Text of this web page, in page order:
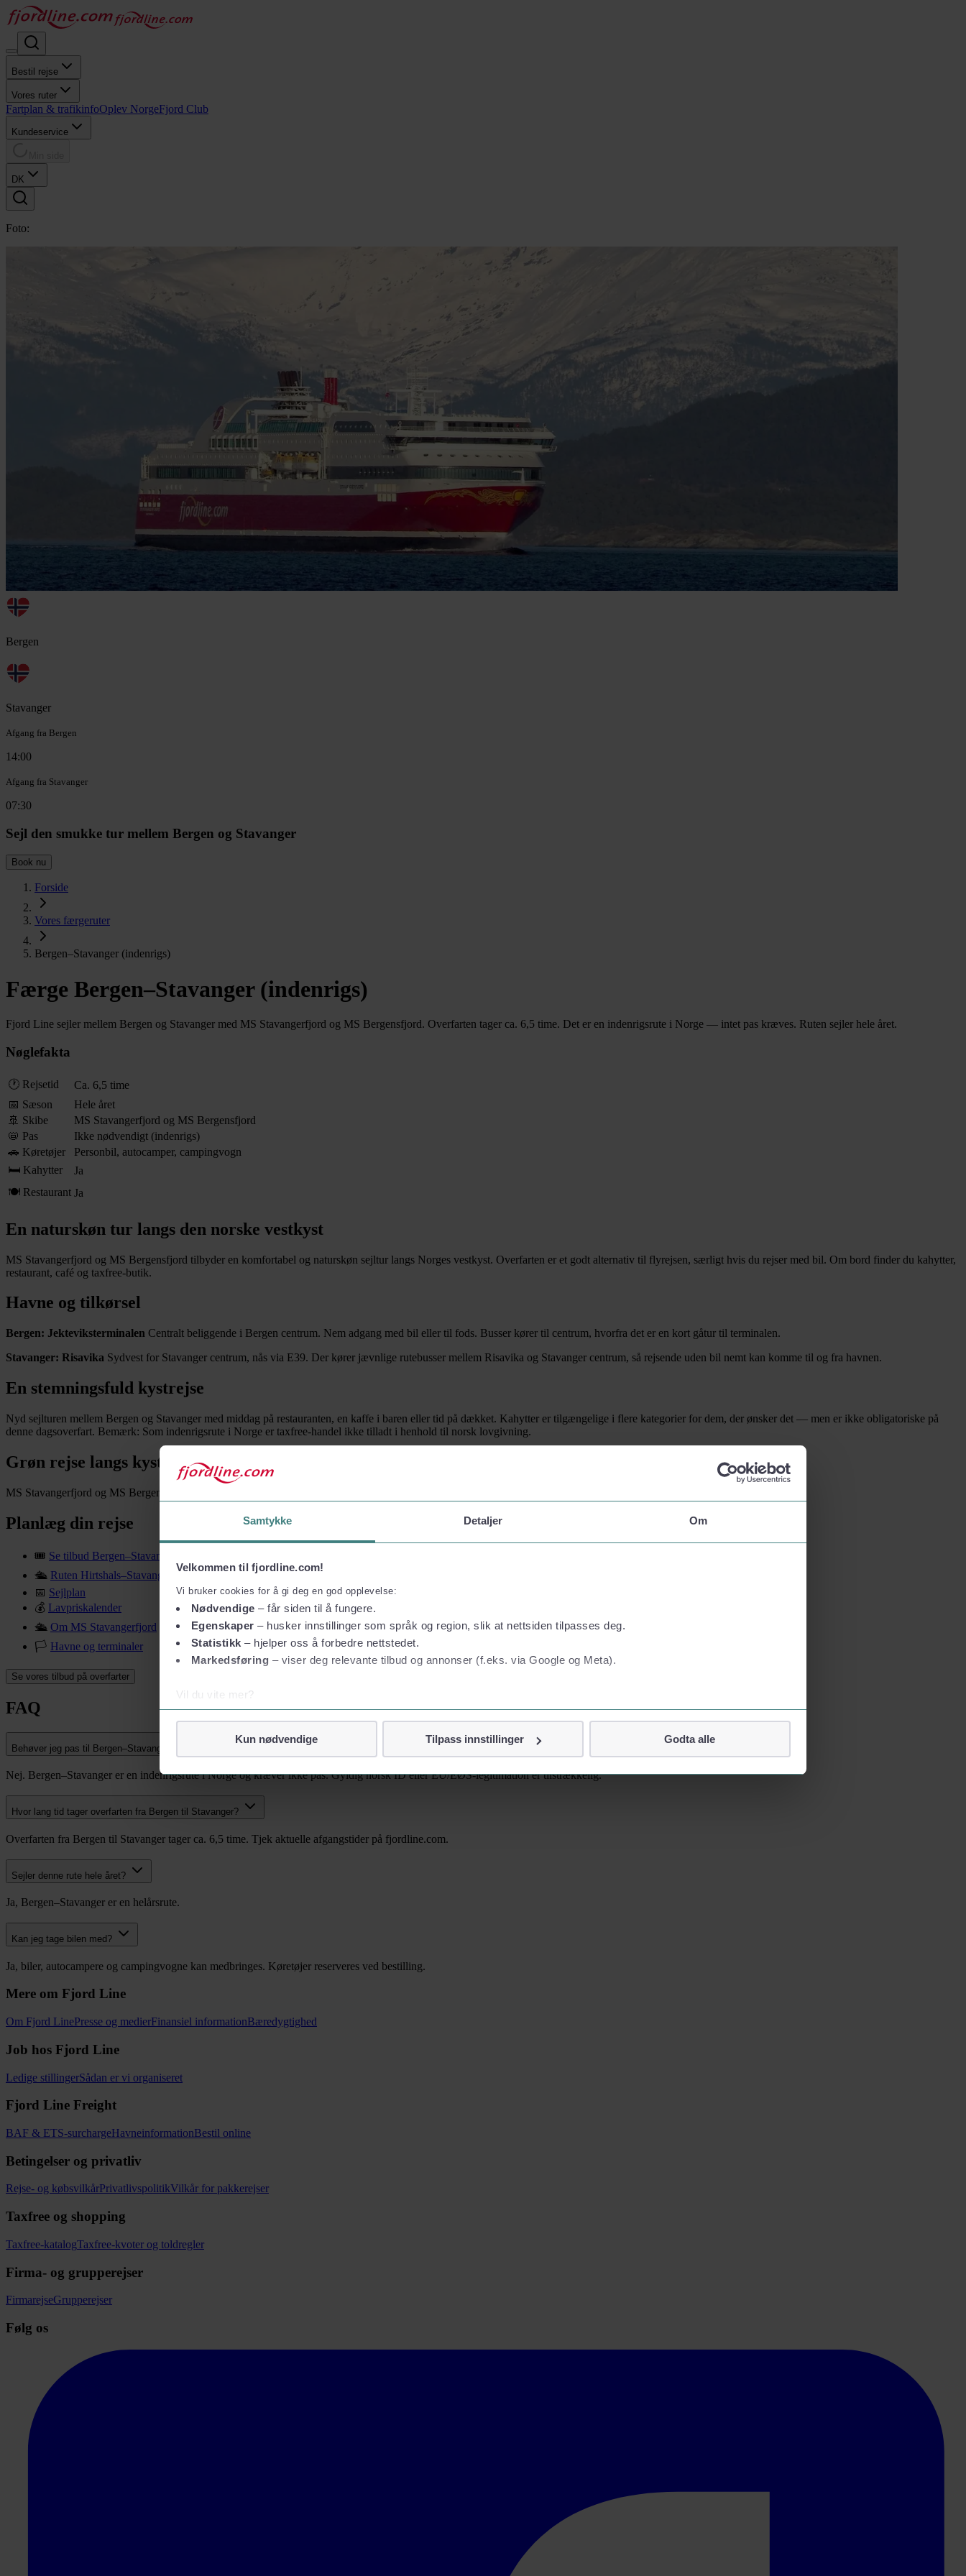
Samtykke Detaljer Om
Velkommen til fjordline.com!
Vi bruker cookies for å gi deg en god opplevelse:
Nødvendige – får siden til å fungere.
Egenskaper – husker innstillinger som språk og region, slik at nettsiden tilpasses deg.
Statistikk – hjelper oss å forbedre nettstedet.
Markedsføring – viser deg relevante tilbud og annonser (f.eks. via Google og Meta).
Vil du vite mer?
Om informasjonskapsler
Vi lagrer aldri informasjon gjennom cookies som direkte identifiserer deg, som navn eller telefonnummer.
Kun nødvendige Tilpass innstillinger Godta alle
Bestil rejse
Vores ruter
Fartplan & trafikinfoOplev NorgeFjord Club
Kundeservice
DK
Foto:
Bergen
Stavanger
Afgang fra Bergen
14:00
Afgang fra Stavanger
07:30
Sejl den smukke tur mellem Bergen og Stavanger
Book nu
Forside
Vores færgeruter
Bergen–Stavanger (indenrigs)
Færge Bergen–Stavanger (indenrigs)
Fjord Line sejler mellem Bergen og Stavanger med MS Stavangerfjord og MS Bergensfjord. Overfarten tager ca. 6,5 time. Det er en indenrigsrute i Norge — intet pas kræves. Ruten sejler hele året.
Nøglefakta
🕐 Rejsetid
Ca. 6,5 time
📅 Sæson
Hele året
🚢 Skibe
MS Stavangerfjord og MS Bergensfjord
📛 Pas
Ikke nødvendigt (indenrigs)
🚗 Køretøjer
Personbil, autocamper, campingvogn
🛏 Kahytter
Ja
🍽 Restaurant Ja
En naturskøn tur langs den norske vestkyst
MS Stavangerfjord og MS Bergensfjord tilbyder en komfortabel og naturskøn sejltur langs Norges vestkyst. Overfarten er et godt alternativ til flyrejsen, særligt hvis du rejser med bil. Om bord finder du kahytter,
restaurant, café og taxfree-butik.
Havne og tilkørsel
Bergen: Jekteviksterminalen Centralt beliggende i Bergen centrum. Nem adgang med bil eller til fods. Busser kører til centrum, hvorfra det er en kort gåtur til terminalen.
Stavanger: Risavika Sydvest for Stavanger centrum, nås via E39. Der kører jævnlige rutebusser mellem Risavika og Stavanger centrum, så rejsende uden bil nemt kan komme til og fra havnen.
En stemningsfuld kystrejse
Nyd sejlturen mellem Bergen og Stavanger med middag på restauranten, en kaffe i baren eller tid på dækket. Kahytter er tilgængelige i flere kategorier for dem, der ønsker det — men er ikke obligatoriske på
denne dagsoverfart. Bemærk: Som indenrigsrute i Norge er taxfree-handel ikke tilladt i henhold til norsk lovgivning.
Grøn rejse langs kysten
MS Stavangerfjord og MS Bergensfjord sejler med dual-fuel-motorer og prioriterer LNG — den reneste drivform til store passagerfærger i dag.
Planlæg din rejse
🎟 Se tilbud Bergen–Stavanger
🛳 Ruten Hirtshals–Stavanger–Bergen
📅 Sejlplan
💰 Lavpriskalender
🛳 Om MS Stavangerfjord
🏳 Havne og terminaler
Se vores tilbud på overfarter
FAQ
Behøver jeg pas til Bergen–Stavanger-ruten?
Nej. Bergen–Stavanger er en indenrigsrute i Norge og kræver ikke pas. Gyldig norsk ID eller EU/EØS-legitimation er tilstrækkelig.
Hvor lang tid tager overfarten fra Bergen til Stavanger?
Overfarten fra Bergen til Stavanger tager ca. 6,5 time. Tjek aktuelle afgangstider på fjordline.com.
Sejler denne rute hele året?
Ja, Bergen–Stavanger er en helårsrute.
Kan jeg tage bilen med?
Ja, biler, autocampere og campingvogne kan medbringes. Køretøjer reserveres ved bestilling.
Mere om Fjord Line
Om Fjord LinePresse og medierFinansiel informationBæredygtighed
Job hos Fjord Line
Ledige stillingerSådan er vi organiseret
Fjord Line Freight
BAF & ETS-surchargeHavneinformationBestil online
Betingelser og privatliv
Rejse- og købsvilkårPrivatlivspolitikVilkår for pakkerejser
Taxfree og shopping
Taxfree-katalogTaxfree-kvoter og toldregler
Firma- og grupperejser
FirmarejseGrupperejser
Følg os